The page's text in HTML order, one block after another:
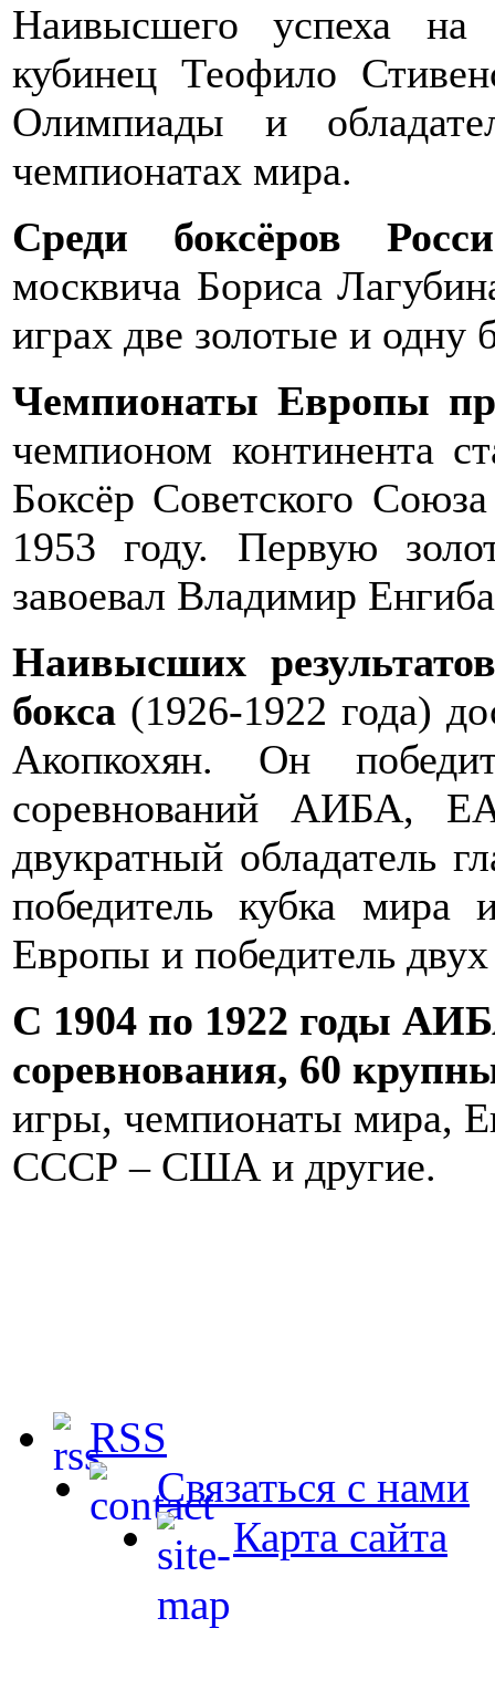
Наивысшего успеха на
кубинец Теофило
Олимпиады и
чемпионатах мира.
Среди боксёров
москвича Бориса
играх две золотые и одну
Чемпионаты Европы
чемпионом континента
Боксёр Советского
1953 году. Первую
завоевал Владимир
Наивысших
бокса (1926-1922 года)
Акопкохян. Он
соревнований АИБА,
двукратный обладатель
победитель кубка
Европы и победитель
С 1904 по 1922 годы
соревнования, 60
игры, чемпионаты мира,
СССР – США и другие.
RSS
Связаться с нами
Карта сайта